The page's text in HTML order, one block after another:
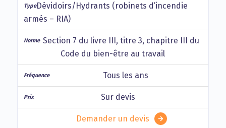
Dévidoirs/Hydrants (robinets d’incendie
armés – RIA)
Section 7 du livre III, titre 3, chapitre III du
Code du bien-être au travail
Tous les ans
Sur devis
Demander un devis